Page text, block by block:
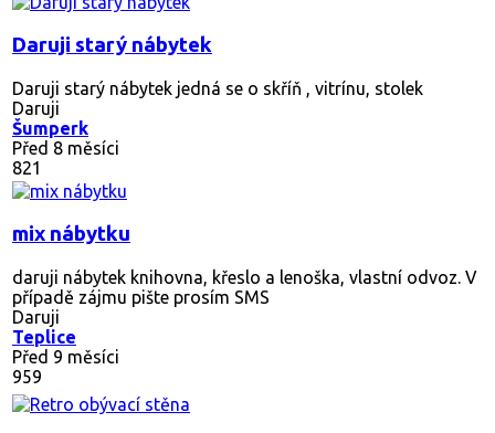
Daruji starý nábytek
Daruji starý nábytek jedná se o skříň , vitrínu, stolek
Daruji
Šumperk
Před 8 měsíci
821
mix nábytku
daruji nábytek knihovna, křeslo a lenoška, vlastní odvoz. V
případě zájmu pište prosím SMS
Daruji
Teplice
Před 9 měsíci
959